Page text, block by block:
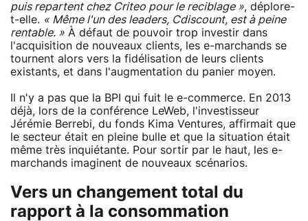
puis repartent chez Criteo pour le reciblage », déplore-
t-elle. « Même l'un des leaders, Cdiscount, est à peine
rentable. » À défaut de pouvoir trop investir dans
l'acquisition de nouveaux clients, les e-marchands se
tournent alors vers la fidélisation de leurs clients
existants, et dans l'augmentation du panier moyen.
Il n'y a pas que la BPI qui fuit le e-commerce. En 2013
déjà, lors de la conférence LeWeb, l'investisseur
Jérémie Berrebi, du fonds Kima Ventures, affirmait que
le secteur était en pleine bulle et que la situation était
même très inquiétante. Pour sortir par le haut, les e-
marchands imaginent de nouveaux scénarios.
Vers un changement total du
rapport à la consommation